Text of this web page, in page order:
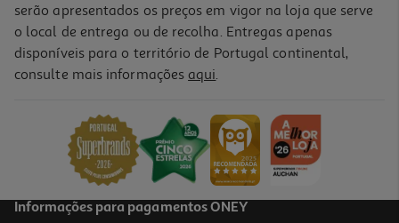
Livro Coelho Vs. Macaco - O Texugo Maníaco
PVP de editor
13,95 €
serão apresentados os preços em vigor na loja que serve
o local de entrega ou de recolha. Entregas apenas
disponíveis para o território de Portugal continental,
consulte mais informações aqui.
Informações para pagamentos ONEY